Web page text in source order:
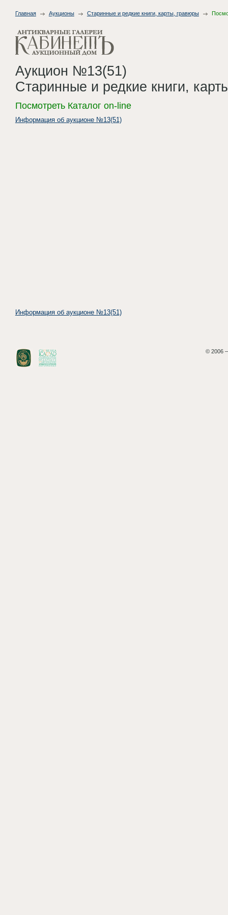
Главная Аукционы Старинные и редкие книги, карты, гравюры
Аукцион №13(51)
Старинные и редкие книги,
Посмотреть Каталог on-line
Информация об аукционе №13(51)
Информация об аукционе №13(51)
© 2006